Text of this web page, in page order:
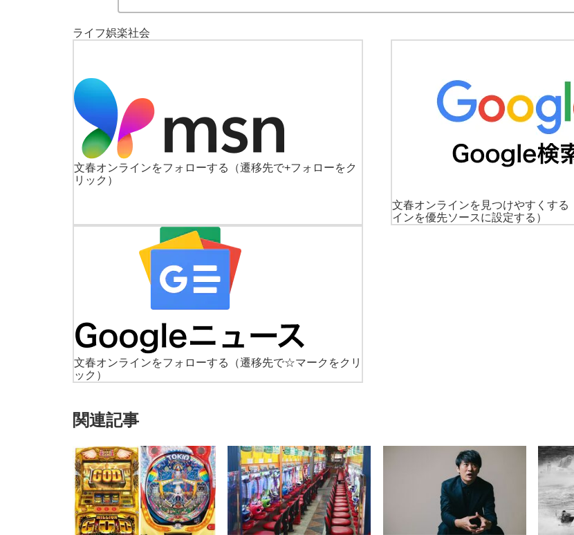
ライフ娯楽社会
文春オンラインをフォローする
（遷移先で+フォローをク
リック）
文春オンラインを見つけやすくする
インを優先ソースに設定する）
文春オンラインをフォローする
（遷移先で☆マークをクリ
ック）
関連記事